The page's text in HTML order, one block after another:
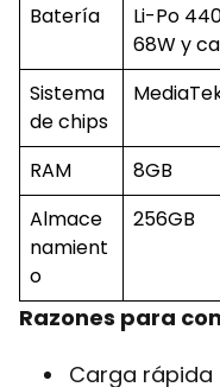
Batería
Li-Po
68W y
Sistema
de chips
RAM
8GB
Almace
namient
o
256GB
Razones para
Carga rápida